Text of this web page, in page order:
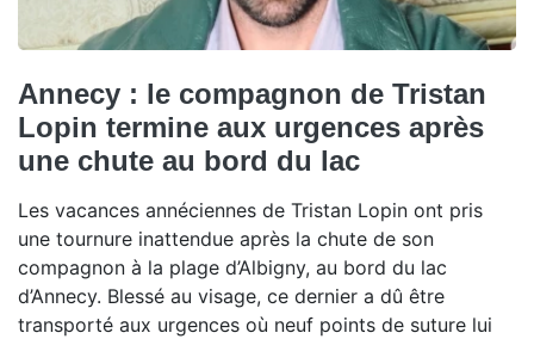
Annecy : le compagnon de Tristan
Lopin termine aux urgences après
une chute au bord du lac
Les vacances annéciennes de Tristan Lopin ont pris
une tournure inattendue après la chute de son
compagnon à la plage d’Albigny, au bord du lac
d’Annecy. Blessé au visage, ce dernier a dû être
transporté aux urgences où neuf points de suture lui